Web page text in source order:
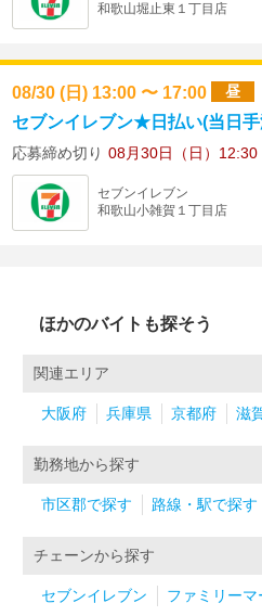
和歌山堀止東１丁目店
08/30 (日) 13:00 〜 17:00 昼
セブンイレブン★日払い(当日
応募締め切り 08月30日（日）12:30
セブンイレブン
和歌山小雑賀１丁目店
ほかのバイトも探そう
関連エリア
大阪府 兵庫県 京都府 滋
勤務地から探す
市区郡で探す 路線・駅で探す
チェーンから探す
セブンイレブン ファミリーマ